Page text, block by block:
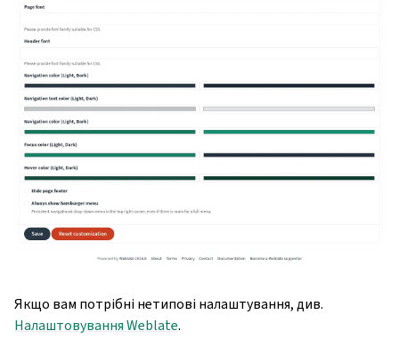
Якщо вам потрібні нетипові налаштування, див.
Налаштовування Weblate.